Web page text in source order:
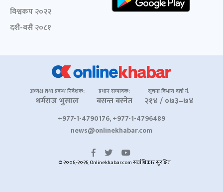
विश्वकप २०२२
दशैं-बसैं २०८१
अध्यक्ष तथा प्रबन्ध निर्देशक:
धर्मराज भुसाल
प्रधान सम्पादक:
बसन्त बस्नेत
सूचना विभाग दर्ता नं.
२१४ / ०७३–७४
+977-1-4790176, +977-1-4796489
news@onlinekhabar.com
© २००६-२०२६ Onlinekhabar.com सर्वाधिकार सुरक्षित